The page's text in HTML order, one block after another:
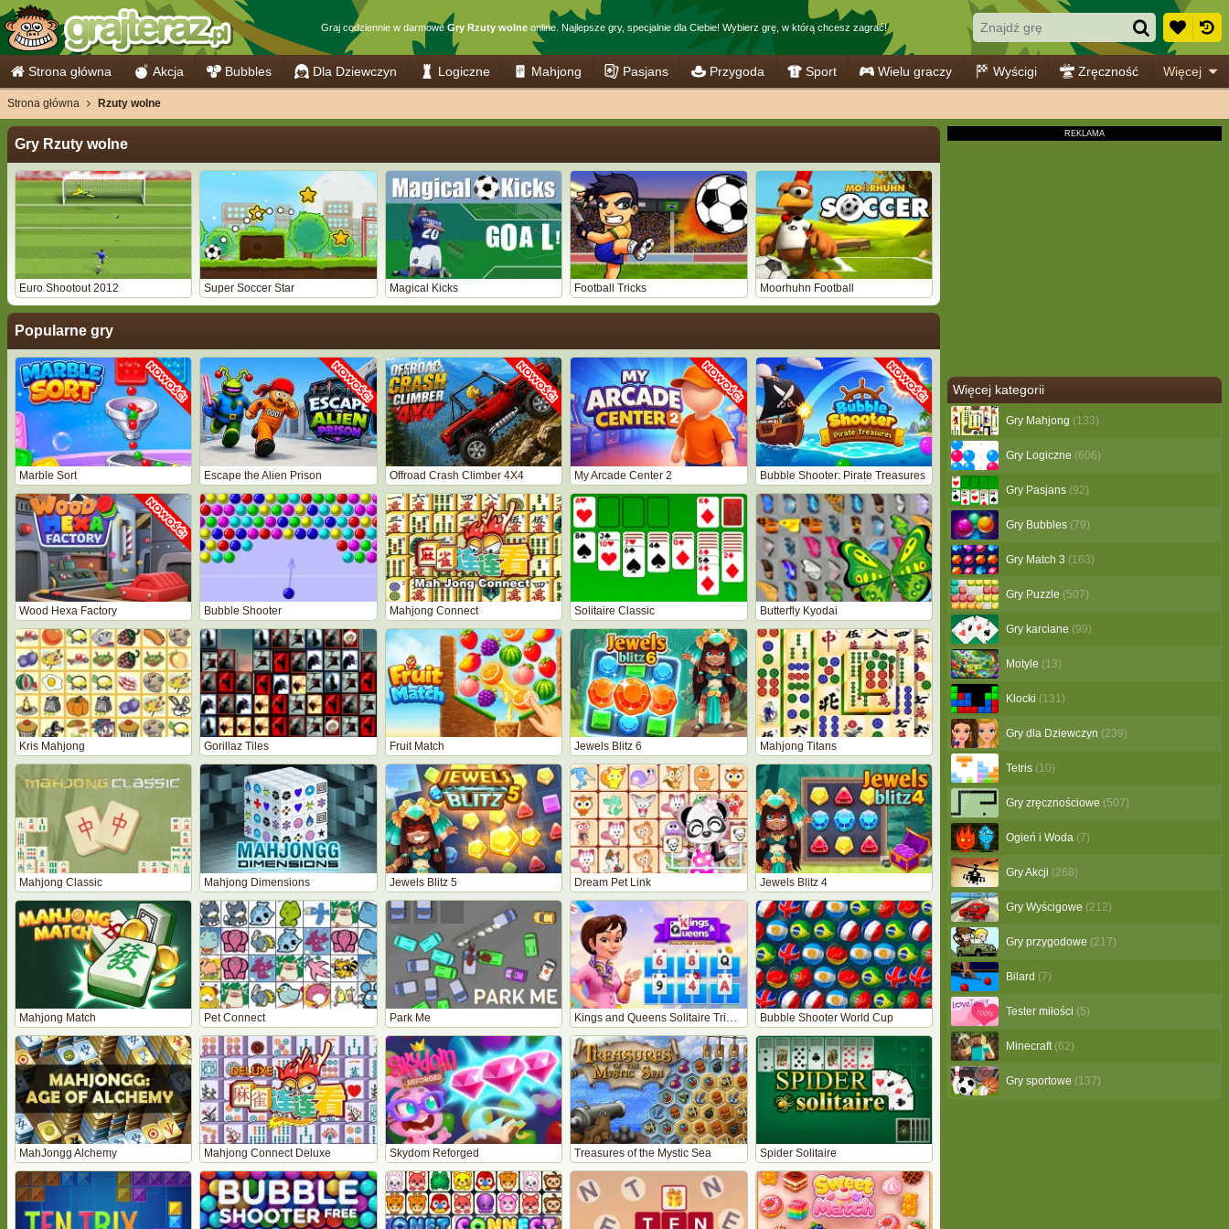
Graj codziennie w darmowe Gry Rzuty wolne online. Najlepsze gry, specjalnie dla Ciebie! Wybierz grę, w którą chcesz zagrać!
Strona główna Akcja Bubbles Dla Dziewczyn Logiczne Mahjong Pasjans Przygoda Sport Wielu graczy Wyścigi Zręczność Więcej
Gry Rzuty wolne
Euro Shootout 2012 Super Soccer Star Magical Kicks Football Tricks Moorhuhn Football
Popularne gry
Marble Sort Escape the Alien Prison Offroad Crash Climber 4X4 My Arcade Center 2 Bubble Shooter: Pirate Treasures
Wood Hexa Factory Bubble Shooter Mahjong Connect Solitaire Classic Butterfly Kyodai
Kris Mahjong Gorillaz Tiles Fruit Match Jewels Blitz 6 Mahjong Titans
Mahjong Classic Mahjong Dimensions Jewels Blitz 5 Dream Pet Link Jewels Blitz 4
Mahjong Match Pet Connect Park Me Kings and Queens Solitaire TriPeaks Bubble Shooter World Cup
MahJongg Alchemy Mahjong Connect Deluxe Skydom Reforged Treasures of the Mystic Sea Spider Solitaire
Więcej kategorii
Gry Mahjong (133)
Gry Logiczne (606)
Gry Pasjans (92)
Gry Bubbles (79)
Gry Match 3 (163)
Gry Puzzle (507)
Gry karciane (99)
Motyle (13)
Klocki (131)
Gry dla Dziewczyn (239)
Tetris (10)
Gry zręcznościowe (507)
Ogień i Woda (7)
Gry Akcji (268)
Gry Wyścigowe (212)
Gry przygodowe (217)
Bilard (7)
Tester miłości (5)
Minecraft (62)
Gry sportowe (137)
Strona główna Rzuty wolne